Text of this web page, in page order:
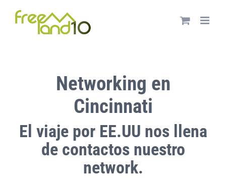
Networking en
Cincinnati
El viaje por EE.UU nos llena
de contactos nuestro
network.